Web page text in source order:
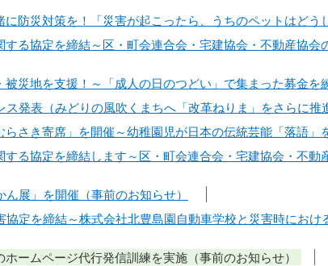
に防災対策を！「災害が起こったら、うちのペットはどう
する協定を締結～区・町会連合会・宅建協会・不動産協
被災地を支援！～「成人の日のつどい」で集まった募金を
発表（みどりの風吹くまちへ「改革ねりま」をさらに推
らさき寄席」を開催～幼稚園児が日本の伝統芸能「落語」
する協定を締結します～区・町会連合会・宅建協会・不
展」を開催（事前のお知らせ）
協定を締結～株式会社北豊島園自動車学校と災害時にお
ームページ代行発信訓練を実施（事前のお知らせ）